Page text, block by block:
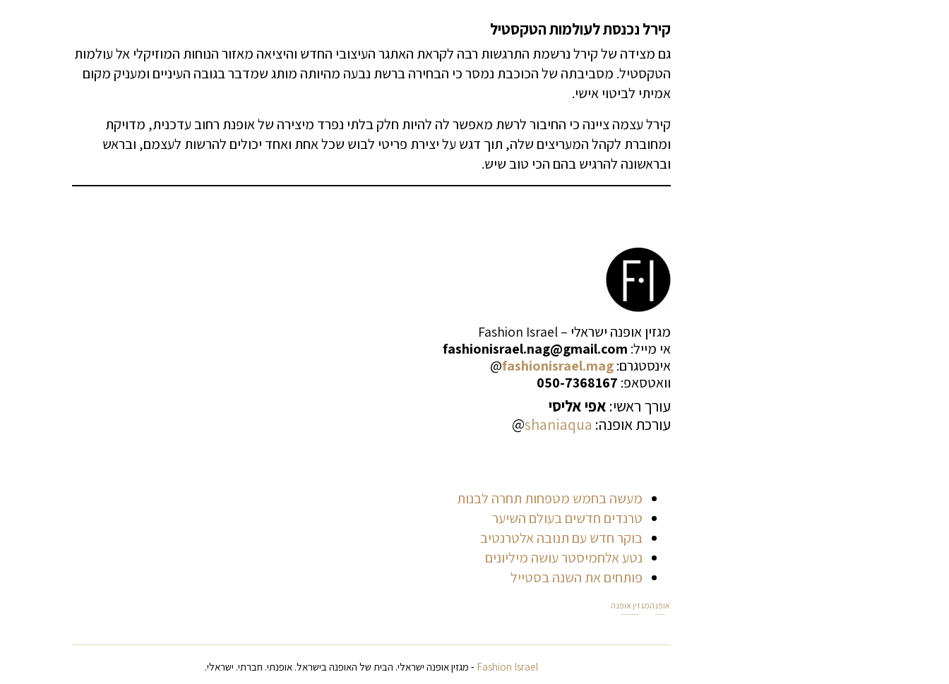
קירל נכנסת לעולמות הטקסטיל
גם מצידה של קירל נרשמת התרגשות רבה לקראת האתגר העיצובי החדש והיציאה מאזור הנוחות המוזיקלי אל עולמות
הטקסטיל. מסביבתה של הכוכבת נמסר כי הבחירה ברשת נבעה מהיותה מותג שמדבר בגובה העיניים ומעניק מקום
אמיתי לביטוי אישי.
קירל עצמה ציינה כי החיבור לרשת מאפשר לה להיות חלק בלתי נפרד מיצירה של אופנת רחוב עדכנית, מדויקת
ומחוברת לקהל המעריצים שלה, תוך דגש על יצירת פריטי לבוש שכל אחת ואחד יכולים להרשות לעצמם, ובראש
ובראשונה להרגיש בהם הכי טוב שיש.
מגזין אופנה ישראלי – Fashion Israel
אי מייל: fashionisrael.nag@gmail.com
אינסטגרם:fashionisrael.mag
@
וואטסאפ: 050-7368167
עורך ראשי: אפי אליסי
עורכת אופנה: shaniaqua
@
מעשה בחמש מטפחות תחרה לבנות
טרנדים חדשים בעולם השיער
בוקר חדש עם תנובה אלטרנטיב
נטע אלחמיסטר עושה מיליונים
פותחים את השנה בסטייל
אופנהמגזין אופנה
Fashion Israel - מגזין אופנה ישראלי. הבית של האופנה בישראל. אופנתי. חברתי. ישראלי.